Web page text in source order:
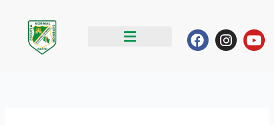
contenido
Facebook